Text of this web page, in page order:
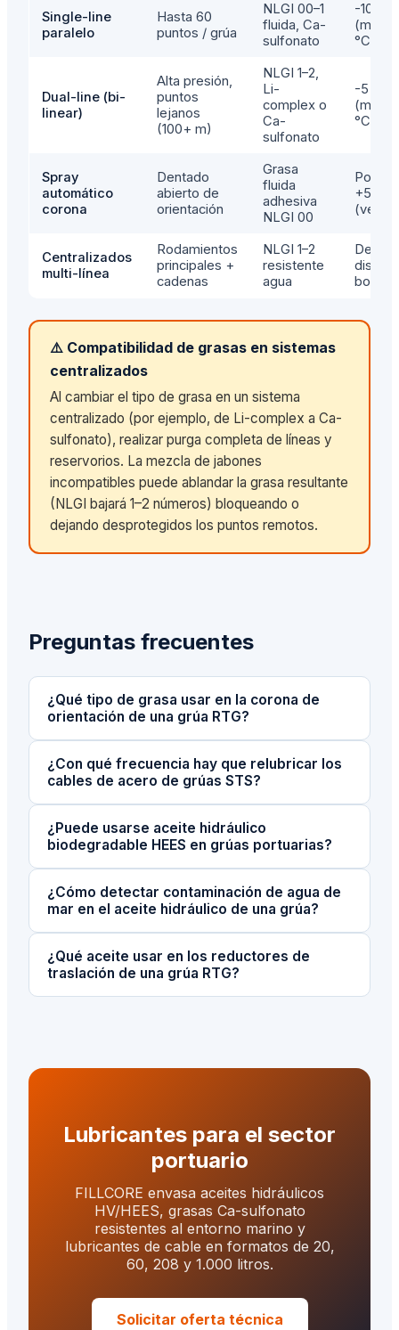
Single-line
paralelo
Hasta 60
puntos / grúa
NLGI 00–1
fluida, Ca-
sulfonato
-10 °C
°C
Dual-line (bi-
linear)
Alta presión,
puntos
lejanos
(100+ m)
NLGI 1–2,
Li-
complex o
Ca-
sulfonato
-5 °C
°C
Spray
automático
corona
Dentado
abierto de
orientación
Grasa
fluida
adhesiva
NLGI 00
Por
+5 °C
Centralizados
multi-línea
Rodamientos
principales +
cadenas
NLGI 1–2
resistente
agua
diseño
bomba
⚠️ Compatibilidad de grasas en sistemas
centralizados
Al cambiar el tipo de grasa en un sistema
centralizado (por ejemplo, de Li-complex a Ca-
sulfonato), realizar purga completa de líneas y
reservorios. La mezcla de jabones
incompatibles puede ablandar la grasa resultante
(NLGI bajará 1–2 números) bloqueando o
dejando desprotegidos los puntos remotos.
Preguntas frecuentes
¿Qué tipo de grasa usar en la corona de
orientación de una grúa RTG?
¿Con qué frecuencia hay que relubricar los
cables de acero de grúas STS?
¿Puede usarse aceite hidráulico
biodegradable HEES en grúas portuarias?
¿Cómo detectar contaminación de agua de
mar en el aceite hidráulico de una grúa?
¿Qué aceite usar en los reductores de
traslación de una grúa RTG?
Lubricantes para el sector
portuario
FILLCORE envasa aceites hidráulicos
HV/HEES, grasas Ca-sulfonato
resistentes al entorno marino y
lubricantes de cable en formatos de 20,
60, 208 y 1.000 litros.
Solicitar oferta técnica